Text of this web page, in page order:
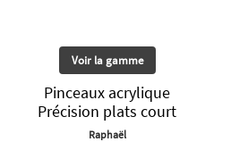
Voir la gamme
Pinceaux acrylique
Précision plats court
Raphaël